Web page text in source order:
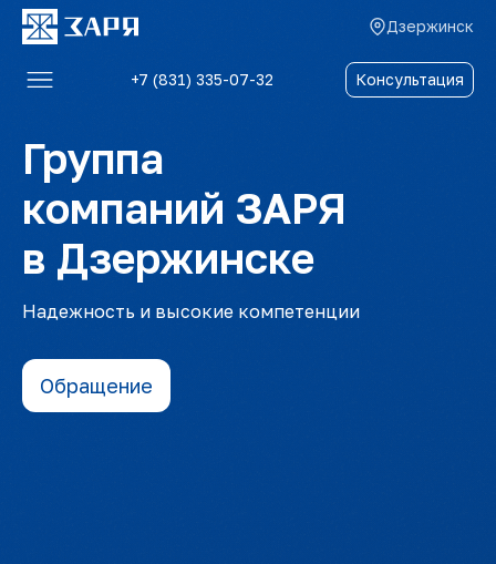
Дзержинск
+7 (831) 335-07-32 Консультация
О компании
Блог
Отзывы
Контакты
Группа
компаний ЗАРЯ
в Дзержинске
Надежность и высокие компетенции
Обращение